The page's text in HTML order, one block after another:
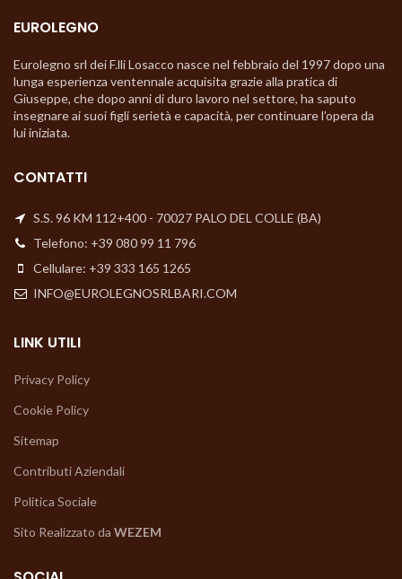
EUROLEGNO
Eurolegno srl dei F.lli Losacco nasce nel febbraio del 1997 dopo una
lunga esperienza ventennale acquisita grazie alla pratica di
Giuseppe, che dopo anni di duro lavoro nel settore, ha saputo
insegnare ai suoi figli serietà e capacità, per continuare l’opera da
lui iniziata.
CONTATTI
S.S. 96 KM 112+400 - 70027 PALO DEL COLLE (BA)
Telefono: +39 080 99 11 796
Cellulare: +39 333 165 1265
INFO@EUROLEGNOSRLBARI.COM
LINK UTILI
Privacy Policy
Cookie Policy
Sitemap
Contributi Aziendali
Politica Sociale
Sito Realizzato da WEZEM